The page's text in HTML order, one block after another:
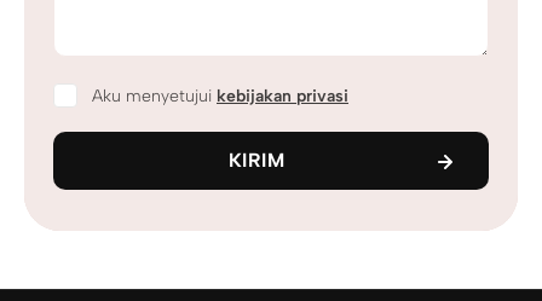
Aku menyetujui kebijakan privasi
KIRIM